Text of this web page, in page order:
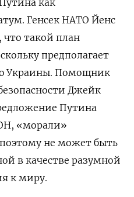
как
Генсек НАТО Йенс
что такой план
предполагает
Украины. Помощник
Джейк
Путина
«морали»
не может быть
в качестве разумной
к миру.